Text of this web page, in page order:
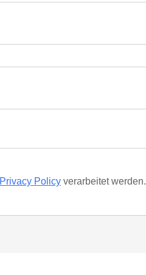
Privacy Policy verarbeitet werden.